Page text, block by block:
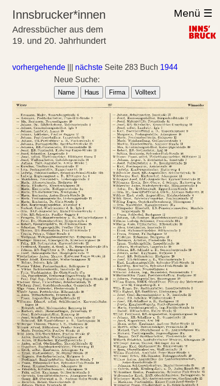
Innsbrucker*innen
Adressbücher aus dem
19. und 20. Jahrhundert
Menü ☰
vorhergehende nächste Seite 283 Buch 1944
Neue Suche:
Name Haus Firma Volltext